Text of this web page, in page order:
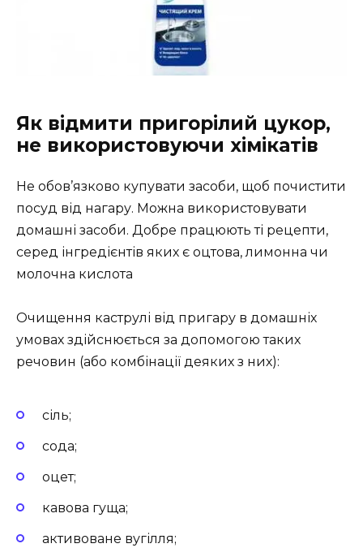
Як відмити пригорілий цукор,
не використовуючи хімікатів
Не обов’язково купувати засоби, щоб почистити
посуд від нагару. Можна використовувати
домашні засоби. Добре працюють ті рецепти,
серед інгредієнтів яких є оцтова, лимонна чи
молочна кислота
Очищення каструлі від пригару в домашніх
умовах здійснюється за допомогою таких
речовин (або комбінації деяких з них):
сіль;
сода;
оцет;
кавова гуща;
активоване вугілля;